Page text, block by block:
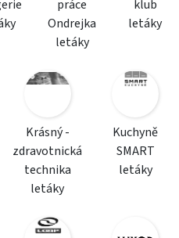
práce
Ondrejka
letáky
klub
letáky
Krásný -
zdravotnická
technika
letáky
Kuchyně
SMART
letáky